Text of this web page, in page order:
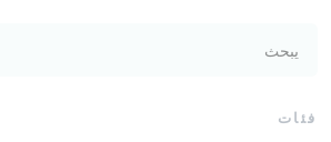
يبحث
فئات